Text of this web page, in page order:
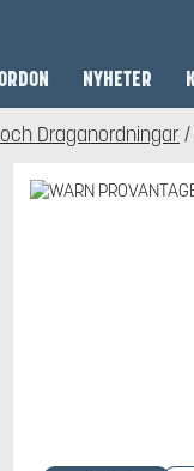
NYHETER
Draganordningar /